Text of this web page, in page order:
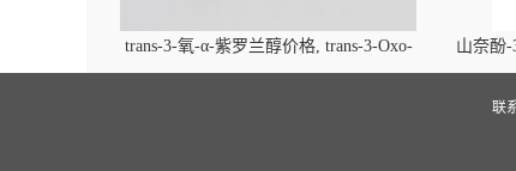
trans-3-氧-α-紫罗兰醇价格, trans-3-Oxo-
alpha-ionol对照品, CAS号:896107-70-3
山奈酚
beta-D-
联